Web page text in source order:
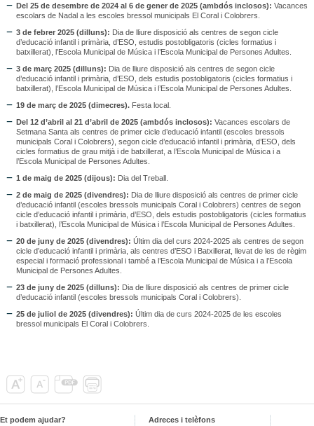
Del 25 de desembre de 2024 al 6 de gener de 2025 (ambdós inclosos): Vacances
escolars de Nadal a les escoles bressol municipals El Coral i Colobrers.
3 de febrer 2025 (dilluns): Dia de lliure disposició als centres de segon cicle
d’educació infantil i primària, d’ESO, estudis postobligatoris (cicles formatius i
batxillerat), l’Escola Municipal de Música i l’Escola Municipal de Persones Adultes.
3 de març 2025 (dilluns): Dia de lliure disposició als centres de segon cicle
d’educació infantil i primària, d’ESO, dels estudis postobligatoris (cicles formatius i
batxillerat), l’Escola Municipal de Música i l’Escola Municipal de Persones Adultes.
19 de març de 2025 (dimecres).Festa local.
Del 12 d’abril al 21 d’abril de 2025 (ambdós inclosos): Vacances escolars de
Setmana Santa als centres de primer cicle d’educació infantil (escoles bressols
municipals Coral i Colobrers), segon cicle d’educació infantil i primària, d’ESO, dels
cicles formatius de grau mitjà i de batxillerat, a l’Escola Municipal de Música i a
l’Escola Municipal de Persones Adultes.
1 de maig de 2025 (dijous): Dia del Treball.
2 de maig de 2025 (divendres): Dia de lliure disposició als centres de primer cicle
d’educació infantil (escoles bressols municipals Coral i Colobrers) centres de segon
cicle d’educació infantil i primària, d’ESO, dels estudis postobligatoris (cicles formatius
i batxillerat), l’Escola Municipal de Música i l’Escola Municipal de Persones Adultes.
20 de juny de 2025 (divendres): Últim dia del curs 2024-2025 als centres de segon
cicle d’educació infantil i primària, als centres d’ESO i Batxillerat, llevat de les de règim
especial i formació professional i també a l’Escola Municipal de Música i a l’Escola
Municipal de Persones Adultes.
23 de juny de 2025 (dilluns): Dia de lliure disposició als centres de primer cicle
d’educació infantil (escoles bressols municipals Coral i Colobrers).
25 de juliol de 2025 (divendres): Últim dia de curs 2024-2025 de les escoles
bressol municipals El Coral i Colobrers.
Et podem ajudar?
Adreces i telèfons